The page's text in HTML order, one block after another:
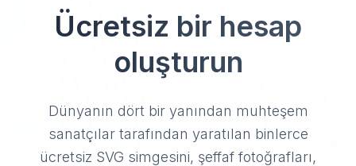
Ücretsiz bir hesap
oluşturun
Dünyanın dört bir yanından muhteşem
sanatçılar tarafından yaratılan binlerce
ücretsiz SVG simgesini, şeffaf fotoğrafları,